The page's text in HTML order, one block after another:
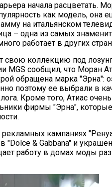
начала расцветать.
как модель, она
на итальянском
– одна из самых
работает в других
свою коллекцию под
MGS сообщил, что Моран
обращена марка "Эрна":
поэтому ее выбрали в
Кроме того, Атиас
фирмы "Эрна",
кампаниях
"Dolce & Gabbana" и
работу в домах моды